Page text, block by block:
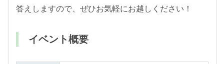
答えしますので、ぜひお気軽にお越しください！
イベント概要